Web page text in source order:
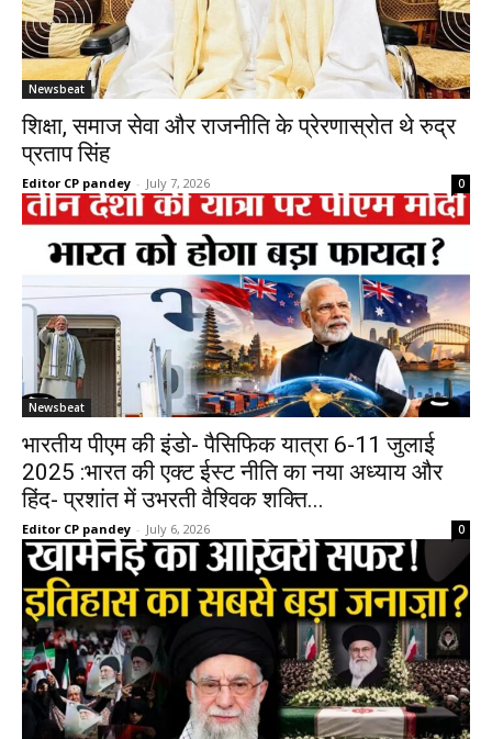
Newsbeat
शिक्षा, समाज सेवा और राजनीति के प्रेरणास्रोत थे रुद्र
प्रताप सिंह
Editor CP pandey - July 7, 2026 0
Newsbeat
भारतीय पीएम की इंडो- पैसिफिक यात्रा 6-11 जुलाई
2025 :भारत की एक्ट ईस्ट नीति का नया अध्याय और
हिंद- प्रशांत में उभरती वैश्विक शक्ति...
Editor CP pandey - July 6, 2026 0